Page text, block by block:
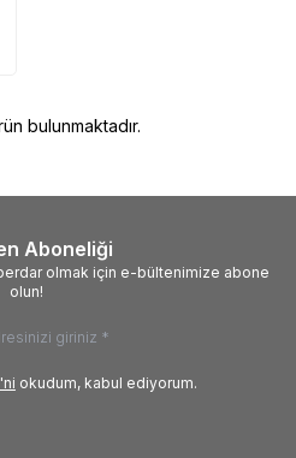
bulunmaktadır.
Aboneliği
olmak için e-bültenimize abone
olun!
okudum, kabul ediyorum.